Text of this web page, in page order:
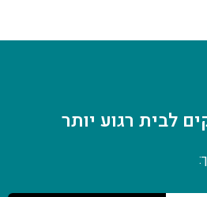
לבית רגוע יותר